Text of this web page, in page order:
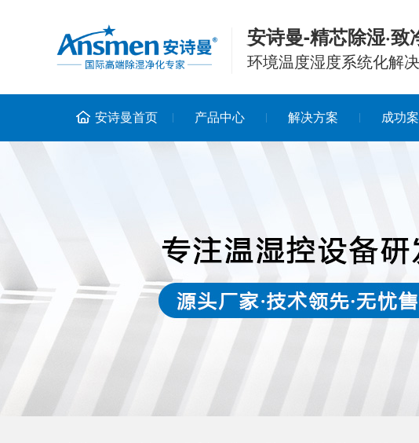
安诗曼-精芯除湿·致
环境温度湿度系统化解
安诗曼首页 产品中心 解决方案 成功